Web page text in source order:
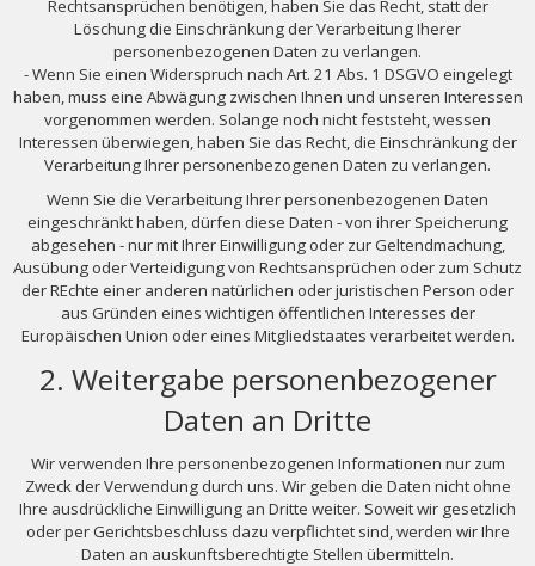
Rechtsansprüchen benötigen, haben Sie das Recht, statt der
Löschung die Einschränkung der Verarbeitung Iherer
personenbezogenen Daten zu verlangen.
- Wenn Sie einen Widerspruch nach Art. 21 Abs. 1 DSGVO eingelegt
haben, muss eine Abwägung zwischen Ihnen und unseren Interessen
vorgenommen werden. Solange noch nicht feststeht, wessen
Interessen überwiegen, haben Sie das Recht, die Einschränkung der
Verarbeitung Ihrer personenbezogenen Daten zu verlangen.
Wenn Sie die Verarbeitung Ihrer personenbezogenen Daten
eingeschränkt haben, dürfen diese Daten - von ihrer Speicherung
abgesehen - nur mit Ihrer Einwilligung oder zur Geltendmachung,
Ausübung oder Verteidigung von Rechtsansprüchen oder zum Schutz
der REchte einer anderen natürlichen oder juristischen Person oder
aus Gründen eines wichtigen öffentlichen Interesses der
Europäischen Union oder eines Mitgliedstaates verarbeitet werden.
2. Weitergabe personenbezogener
Daten an Dritte
Wir verwenden Ihre personenbezogenen Informationen nur zum
Zweck der Verwendung durch uns. Wir geben die Daten nicht ohne
Ihre ausdrückliche Einwilligung an Dritte weiter. Soweit wir gesetzlich
oder per Gerichtsbeschluss dazu verpflichtet sind, werden wir Ihre
Daten an auskunftsberechtigte Stellen übermitteln.